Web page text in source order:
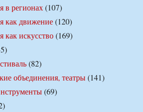
в регионах(107)
как движение(120)
как искусство(169)
(82)
объединения, театры(141)
(69)